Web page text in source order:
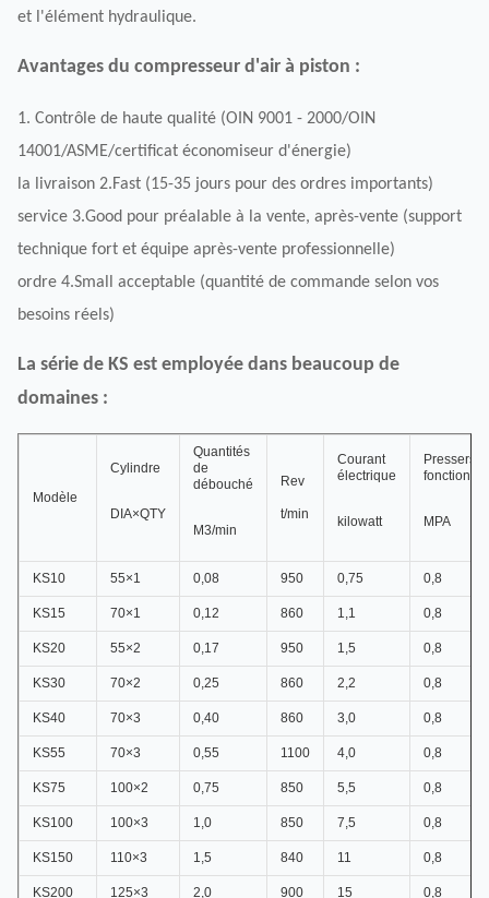
et l'élément hydraulique.
Avantages du compresseur d'air à piston :
1. Contrôle de haute qualité (OIN 9001 - 2000/OIN
14001/ASME/certificat économiseur d'énergie)
la livraison 2.Fast (15-35 jours pour des ordres importants)
service 3.Good pour préalable à la vente, après-vente (support
technique fort et équipe après-vente professionnelle)
ordre 4.Small acceptable (quantité de commande selon vos
besoins réels)
La série de KS est employée dans beaucoup de
domaines :
Modèle
Cylindre
DIA×QTY
Quantités
de
débouché
M3/min
Rev
t/min
Courant
électrique
kilowatt
Pressers
MPA
KS10 55×1 0,08 950 0,75 0,8
KS15 70×1 0,12 860 1,1 0,8
KS20 55×2 0,17 950 1,5 0,8
KS30 70×2 0,25 860 2,2 0,8
KS40 70×3 0,40 860 3,0 0,8
KS55 70×3 0,55 1100 4,0 0,8
KS75 100×2 0,75 850 5,5 0,8
KS100 100×3 1,0 850 7,5 0,8
KS150 110×3 1,5 840 11 0,8
KS200 125×3 2,0 900 15 0,8